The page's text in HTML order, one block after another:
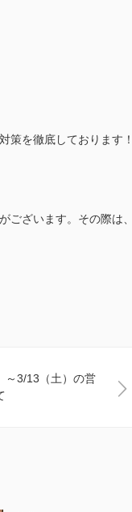
策を徹底しております！
ざいます。その際は、
～3/13（土）の営